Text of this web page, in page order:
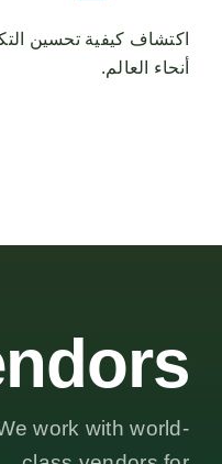
اكتشاف كيفية تحسين
أنحاء العالم.
work with world-